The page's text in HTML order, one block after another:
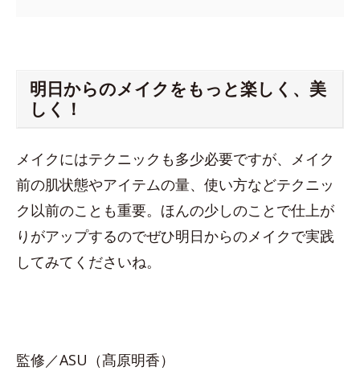
明日からのメイクをもっと楽しく、美
しく！
メイクにはテクニックも多少必要ですが、メイク
前の肌状態やアイテムの量、使い方などテクニッ
ク以前のことも重要。ほんの少しのことで仕上が
りがアップするのでぜひ明日からのメイクで実践
してみてくださいね。
監修／ASU（髙原明香）